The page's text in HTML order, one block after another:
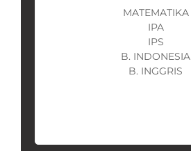
MATEMATIKA
IPA
IPS
B. INDONESIA
B. INGGRIS